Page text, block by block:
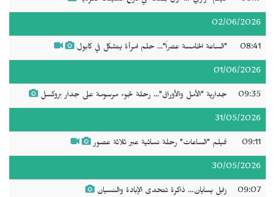
02/06/2026
08:41 "الساعة الخامسة عصراً"... حلم امرأة يتشكل في كابول
01/06/2026
09:35 جدارية "الأمل والأوراق"... رحلة لجوء مرسومة على جدار بروكسل
31/05/2026
09:11 فيلم "الساعات" رحلة نسائية عبر ثلاثة عصور
30/05/2026
09:07 زابل يسايان… ذاكرة تتحدى الإبادة والنسيان